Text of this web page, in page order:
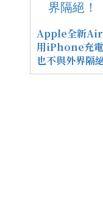
Apple全新
用iPhone充電
也不與外界隔